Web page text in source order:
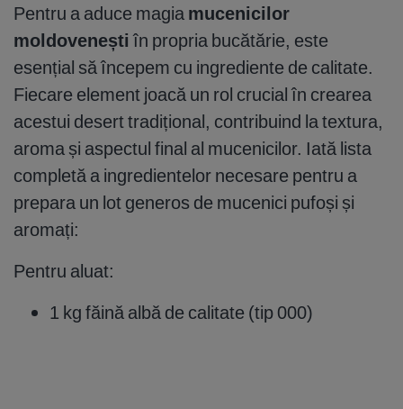
Pentru a aduce magia mucenicilor
moldovenești în propria bucătărie, este
esențial să începem cu ingrediente de calitate.
Fiecare element joacă un rol crucial în crearea
acestui desert tradițional, contribuind la textura,
aroma și aspectul final al mucenicilor. Iată lista
completă a ingredientelor necesare pentru a
prepara un lot generos de mucenici pufoși și
aromați:
Pentru aluat:
1 kg făină albă de calitate (tip 000)